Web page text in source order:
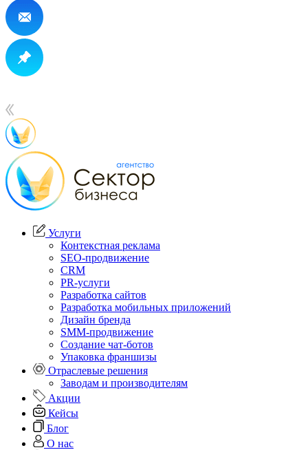
Услуги
Контекстная реклама
SEO-продвижение
CRM
PR-услуги
Разработка сайтов
Разработка мобильных приложений
Дизайн бренда
SMM-продвижение
Создание чат-ботов
Упаковка франшизы
Отраслевые решения
Заводам и производителям
Акции
Кейсы
Блог
О нас